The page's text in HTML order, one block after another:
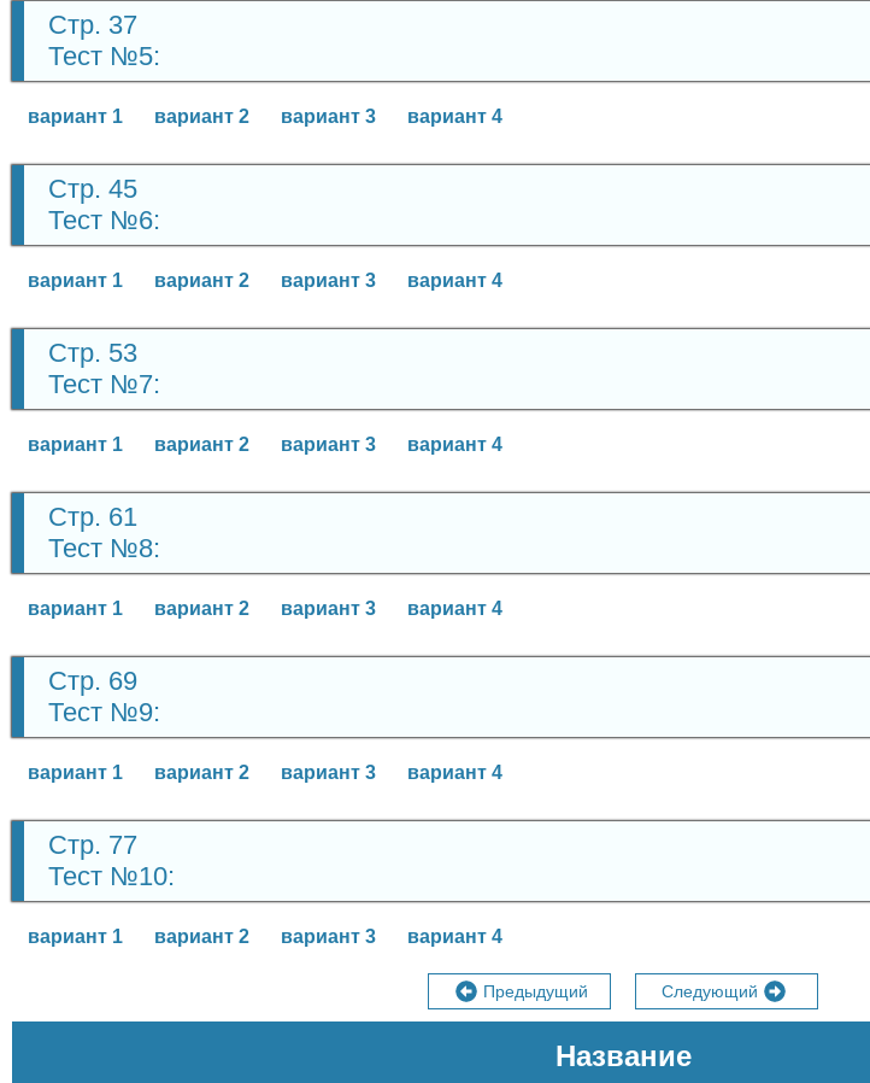
Стр. 37
Тест №5:
вариант 1 вариант 2 вариант 3 вариант 4
Стр. 45
Тест №6:
вариант 1 вариант 2 вариант 3 вариант 4
Стр. 53
Тест №7:
вариант 1 вариант 2 вариант 3 вариант 4
Стр. 61
Тест №8:
вариант 1 вариант 2 вариант 3 вариант 4
Стр. 69
Тест №9:
вариант 1 вариант 2 вариант 3 вариант 4
Стр. 77
Тест №10:
вариант 1 вариант 2 вариант 3 вариант 4
Предыдущий Следующий
Название